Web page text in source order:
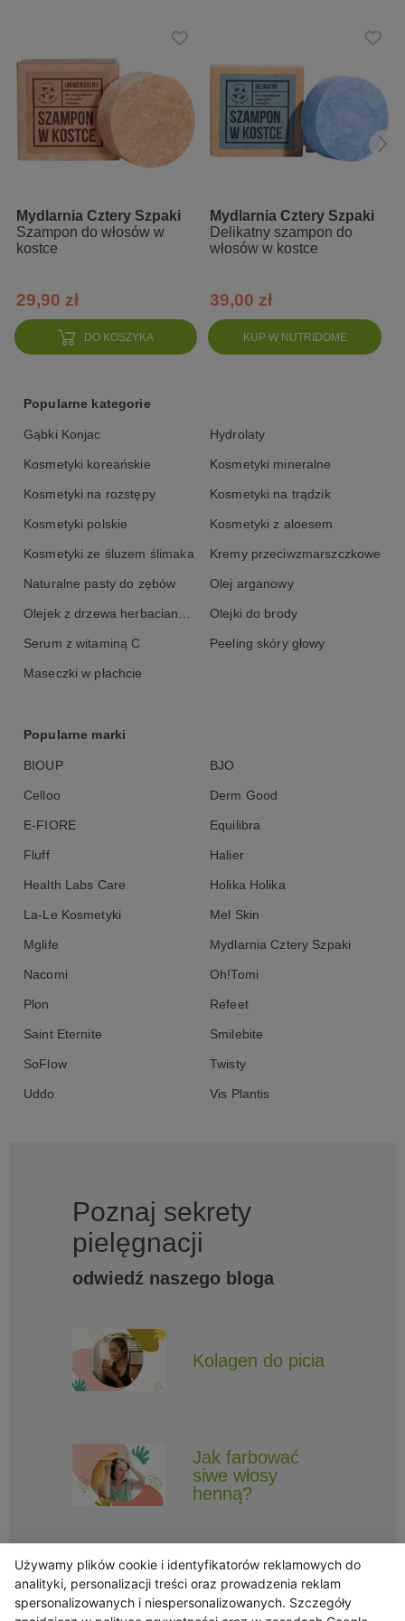
Cacao Seed Butter, Sodium Laurylglucosides
Oil, Shea Butter Ethyl Esters, Helianthus Annuus Seed Wax,
Distearoylethyl Dimonium Chloride, Parfum, Behentrimonium
Methosulfate, Squalane, Glycerin, Meadowfoam Estolide, Avena
Sativa Kernel Flour, Lanolin, Quillaja Saponaria Wood Extract, D-
Panthenol, Sodium Chloride, Polyglycerin-3, Lactic Acid, Cl 77289,
Sodium Benzoate, Tocopherol, Citric Acid, Benzyl Benzoate*,
DO KOSZYKA
Mydlarnia Cztery Szpaki
Szampon do włosów w
kostce
29,90 zł
KUP W NUTRIDOME
Mydlarnia Cztery Szpaki
Delikatny szampon do
włosów w kostce
39,00 zł
Popularne kategorie
Gąbki Konjac Hydrolaty
Kosmetyki koreańskie Kosmetyki mineralne
Kosmetyki na rozstępy Kosmetyki na trądzik
Kosmetyki polskie Kosmetyki z aloesem
Kosmetyki ze śluzem ślimaka Kremy przeciwzmarszczkowe
Naturalne pasty do zębów Olej arganowy
Olejek z drzewa herbacianego Olejki do brody
Serum z witaminą C Peeling skóry głowy
Maseczki w płachcie
Popularne marki
BIOUP BJO
Celloo Derm Good
E-FIORE Equilibra
Fluff Halier
Health Labs Care Holika Holika
La-Le Kosmetyki Mel Skin
Mglife Mydlarnia Cztery Szpaki
Nacomi Oh!Tomi
Plon Refeet
Saint Eternite Smilebite
SoFlow Twisty
Uddo Vis Plantis
Poznaj sekrety
pielęgnacji
odwiedź naszego bloga
Kolagen do picia
Jak farbować
siwe włosy
henną?
Używamy plików cookie i identyfikatorów reklamowych do
analityki, personalizacji treści oraz prowadzenia reklam
spersonalizowanych i niespersonalizowanych. Szczegóły